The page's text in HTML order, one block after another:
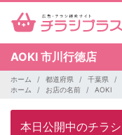
AOKI 市川行徳店
ホーム 都道府県 千葉県
ホーム
お店の名前 AOKI
本日公開中のチラシ